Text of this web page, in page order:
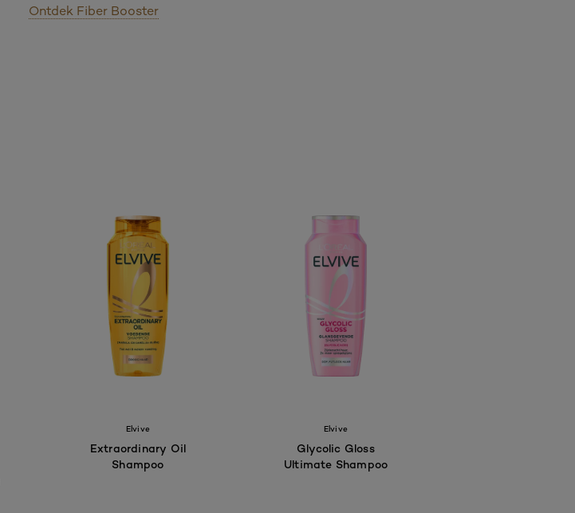
Ontdek Fiber Booster
Elvive
Extraordinary Oil
Shampoo
Elvive
Glycolic Gloss
Ultimate Shampoo